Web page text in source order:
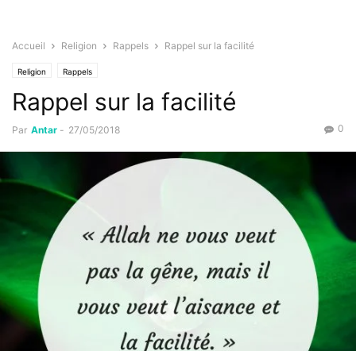
Accueil Religion Rappels Rappel sur la facilité
Religion Rappels
Rappel sur la facilité
Par Antar - 27/05/2018 0